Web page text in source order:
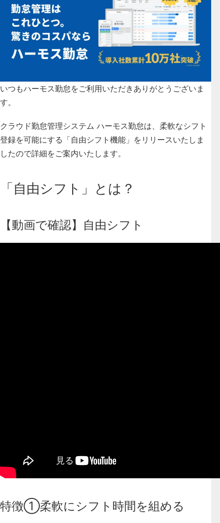
いつもハーモス勤怠をご利用いただきありがとうございま
す。
クラウド勤怠管理システム ハーモス勤怠は、 柔軟なシフト
登録を可能にする「自由シフト機能」 をリリースいたしま
したので詳細をご案内いたします。
「自由シフト」とは？
【動画で確認】自由シフト
特徴①柔軟にシフト時間を組める